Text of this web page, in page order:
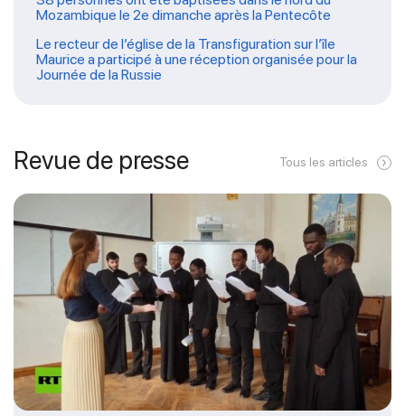
Mozambique le 2e dimanche après la Pentecôte
Le recteur de l’église de la Transfiguration sur l’île
Maurice a participé à une réception organisée pour la
Journée de la Russie
Revue de presse Tous les articles